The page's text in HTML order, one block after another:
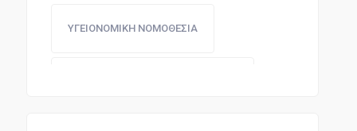
ΥΓΕΙΟΝΟΜΙΚΗ ΝΟΜΟΘΕΣΙΑ